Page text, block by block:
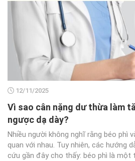
12/11/2025
Vì sao cân nặng dư thừa làm
ngược dạ dày?
Nhiều người không nghĩ rằng béo phì
quan với nhau. Tuy nhiên, các hướng
cứu gần đây cho thấy: béo phì là một